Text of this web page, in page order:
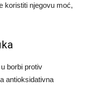
koristiti njegovu moć,
borbi protiv
antioksidativna